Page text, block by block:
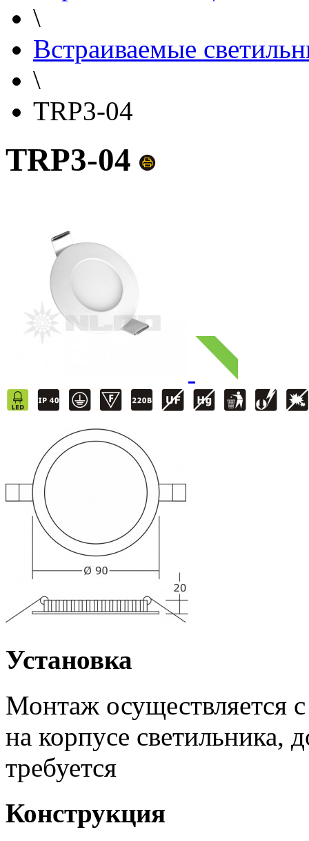
\
Встраиваемые
\
TRP3-04
TRP3-04
Установка
Монтаж
на корпусе светильника,
требуется
Конструкция